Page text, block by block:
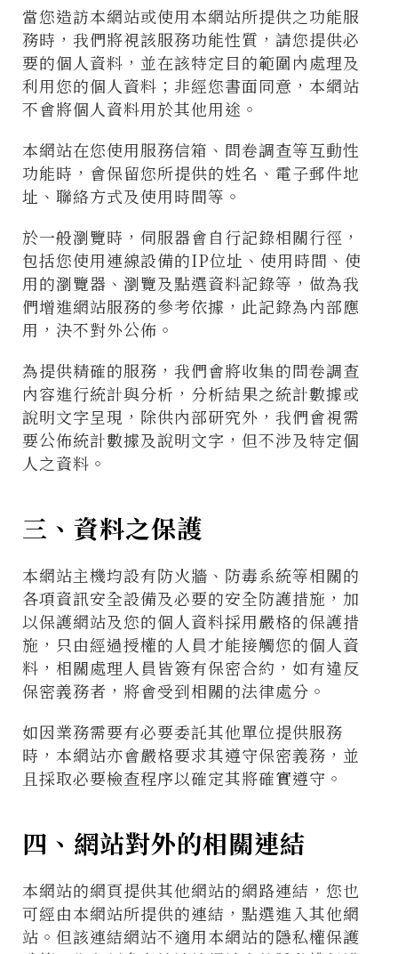
當您造訪本網站或使用本網站所提供之功能服
務時，我們將視該服務功能性質，請您提供必
要的個人資料，並在該特定目的範圍內處理及
利用您的個人資料；非經您書面同意，本網站
不會將個人資料用於其他用途。
本網站在您使用服務信箱、問卷調查等互動性
功能時，會保留您所提供的姓名、電子郵件地
址、聯絡方式及使用時間等。
於一般瀏覽時，伺服器會自行記錄相關行徑，
包括您使用連線設備的IP位址、使用時間、使
用的瀏覽器、瀏覽及點選資料記錄等，做為我
們增進網站服務的參考依據，此記錄為內部應
用，決不對外公佈。
為提供精確的服務，我們會將收集的問卷調查
內容進行統計與分析，分析結果之統計數據或
說明文字呈現，除供內部研究外，我們會視需
要公佈統計數據及說明文字，但不涉及特定個
人之資料。
三、資料之保護
本網站主機均設有防火牆、防毒系統等相關的
各項資訊安全設備及必要的安全防護措施，加
以保護網站及您的個人資料採用嚴格的保護措
施，只由經過授權的人員才能接觸您的個人資
料，相關處理人員皆簽有保密合約，如有違反
保密義務者，將會受到相關的法律處分。
如因業務需要有必要委託其他單位提供服務
時，本網站亦會嚴格要求其遵守保密義務，並
且採取必要檢查程序以確定其將確實遵守。
四、網站對外的相關連結
本網站的網頁提供其他網站的網路連結，您也
可經由本網站所提供的連結，點選進入其他網
站。但該連結網站不適用本網站的隱私權保護